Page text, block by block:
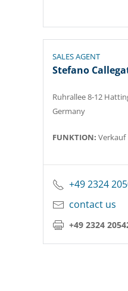
SALES AGENT
Stefano
Ruhrallee 8-12
Germany
FUNKTION: Verkauf
+49 2324
contact us
+49 2324